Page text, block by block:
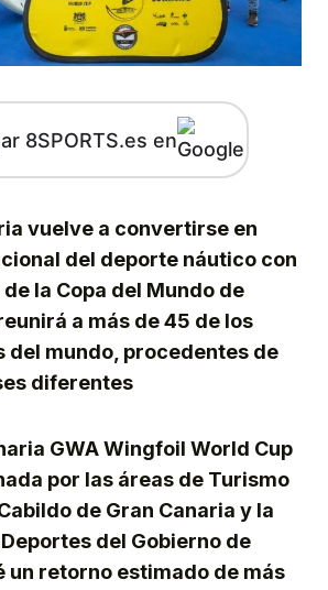
8SPORTS.es en
vuelve a convertirse en
del deporte náutico con
la Copa del Mundo de
a más de 45 de los
del mundo, procedentes de
diferentes
GWA Wingfoil World Cup
por las áreas de Turismo
de Gran Canaria y la
del Gobierno de
un retorno estimado de más